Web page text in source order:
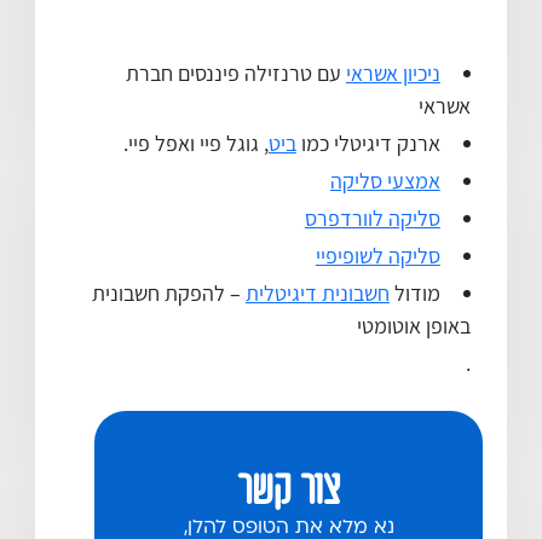
ניכיון אשראי עם טרנזילה פיננסים חברת
אשראי
ארנק דיגיטלי כמוביט, גוגל פיי ואפל פיי.
אמצעי סליקה
סליקה לוורדפרס
סליקה לשופיפיי
מודול חשבונית דיגיטלית – להפקת חשבונית
באופן אוטומטי
.
צור קשר
נא מלא את הטופס להלן,